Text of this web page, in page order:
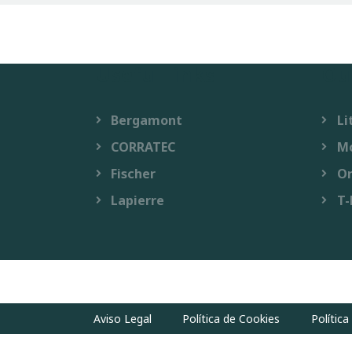
Bergamont
CORRATEC
Fischer
Lapierre
T-
Aviso Legal Política de Cookies Política